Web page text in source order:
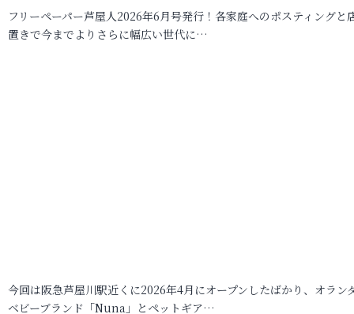
フリーペーパー芦屋人2026年6月号発行！各家庭へのポスティングと
置きで今までよりさらに幅広い世代に…
今回は阪急芦屋川駅近くに2026年4月にオープンしたばかり、オラン
ベビーブランド「Nuna」とペットギア…